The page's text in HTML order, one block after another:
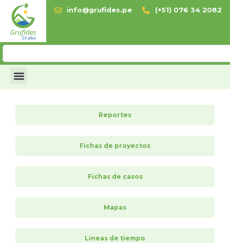
info@grufides.pe (+51) 076 34 2082
Reportes
Fichas de proyectos
Fichas de casos
Mapas
Lineas de tiempo